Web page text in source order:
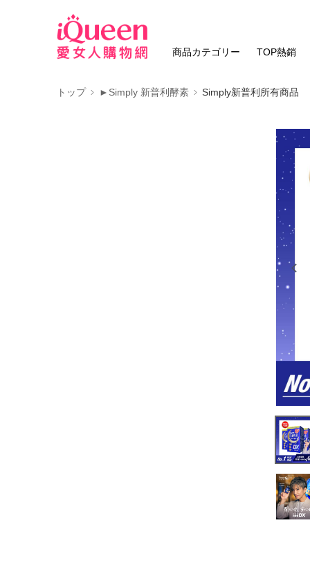
商品カテゴリー TOP熱銷
トップ ►Simply 新普利酵素 Simply新普利所有商品